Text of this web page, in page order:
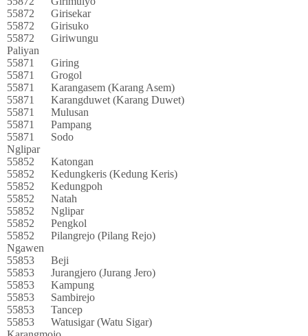
55872
Girisekar
55872
Girisuko
55872
Giriwungu
Paliyan
55871
Giring
55871
Grogol
55871
Karangasem (Karang Asem)
55871
Karangduwet (Karang Duwet)
55871
Mulusan
55871
Pampang
55871
Sodo
Nglipar
55852
Katongan
55852
Kedungkeris (Kedung Keris)
55852
Kedungpoh
55852
Natah
55852
Nglipar
55852
Pengkol
55852
Pilangrejo (Pilang Rejo)
Ngawen
55853
Beji
55853
Jurangjero (Jurang Jero)
55853
Kampung
55853
Sambirejo
55853
Tancep
55853
Watusigar (Watu Sigar)